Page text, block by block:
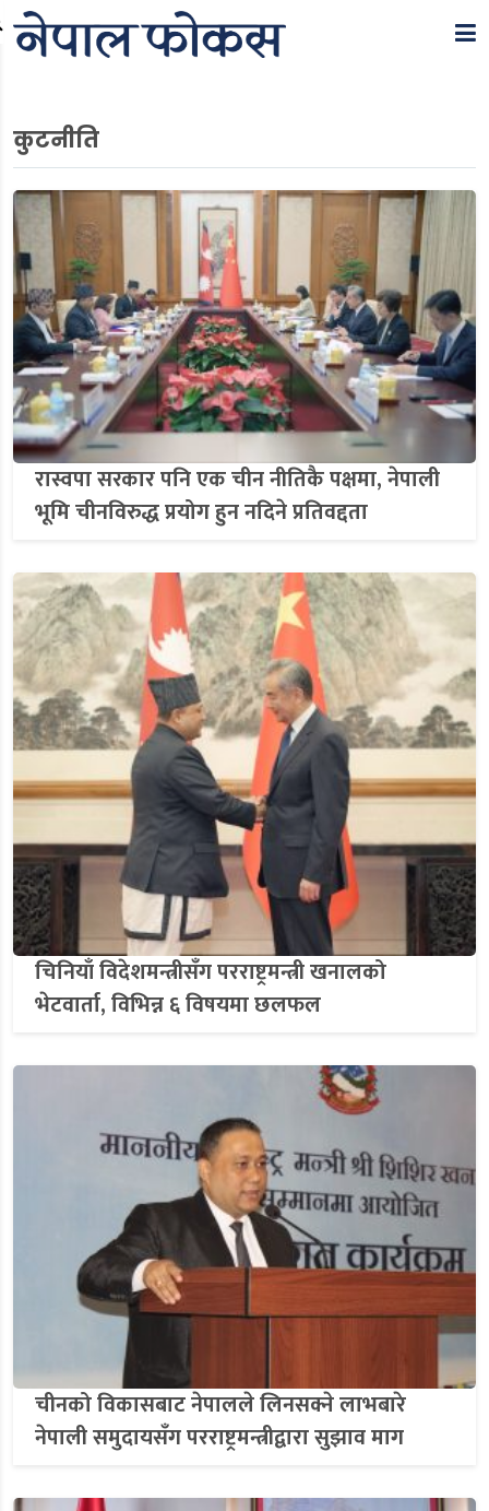
कुटनीति
रास्वपा सरकार पनि एक चीन नीतिकै पक्षमा, नेपाली
भूमि चीनविरुद्ध प्रयोग हुन नदिने प्रतिवद्दता
चिनियाँ विदेशमन्त्रीसँग परराष्ट्रमन्त्री खनालको
भेटवार्ता, विभिन्न ६ विषयमा छलफल
चीनको विकासबाट नेपालले लिनसक्ने लाभबारे
नेपाली समुदायसँग परराष्ट्रमन्त्रीद्वारा सुझाव माग